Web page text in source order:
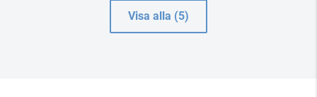
Visa alla (5)